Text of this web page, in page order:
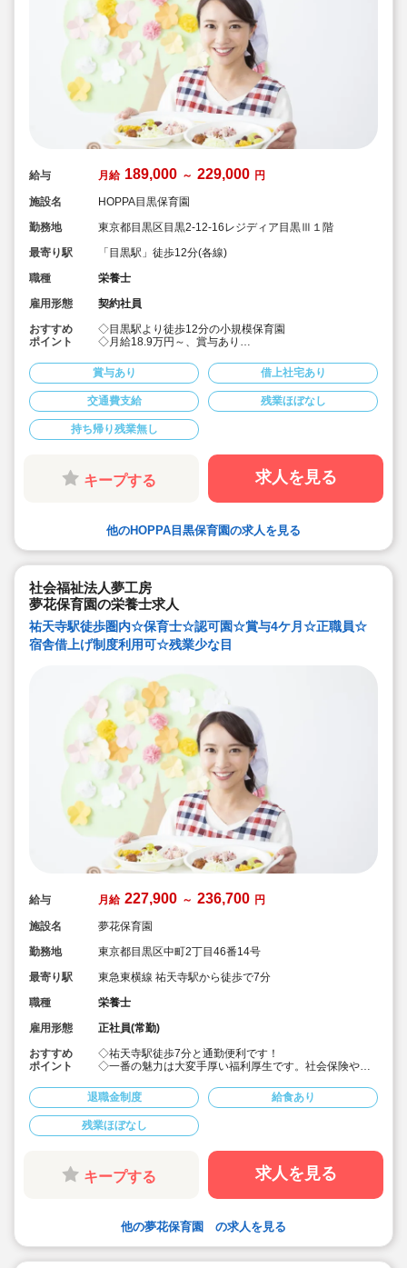
給与 月給 189,000 ～ 229,000 円
施設名
HOPPA目黒保育園
勤務地
東京都目黒区目黒2-12-16レジディア目黒Ⅲ１階
最寄り駅
「目黒駅」徒歩12分(各線)
職種
栄養士
雇用形態
契約社員
おすすめ
ポイント
◇目黒駅より徒歩12分の小規模保育園
◇月給18.9万円～、賞与あり
◇8:00～17:00の固定勤務でプライベート充実
◇調理業務全般に従事して頂きます
賞与あり 借上社宅あり
交通費支給 残業ほぼなし
持ち帰り残業無し
キープする 求人を見る
他のHOPPA目黒保育園の求人を見る
社会福祉法人夢工房
夢花保育園の栄養士求人
祐天寺駅徒歩圏内☆保育士☆認可園☆賞与4ケ月☆正職員☆
宿舎借上げ制度利用可☆残業少な目
給与 月給 227,900 ～ 236,700 円
施設名
夢花保育園
勤務地
東京都目黒区中町2丁目46番14号
最寄り駅
東急東横線 祐天寺駅から徒歩で7分
職種
栄養士
雇用形態
正社員(常勤)
おすすめ
ポイント
◇祐天寺駅徒歩7分と通勤便利です！
◇一番の魅力は大変手厚い福利厚生です。社会保険や退
◇宿舎借り上げ制度利用可能です
◇有給休暇は入職時に付与しています◎安心してお仕事
をスタートできます。
◇賞与は4ケ月実績と手厚いです
◇お庭も園舎も広々と綺麗です。屋上もあります
退職金制度 給食あり
残業ほぼなし
キープする 求人を見る
他の夢花保育園 の求人を見る